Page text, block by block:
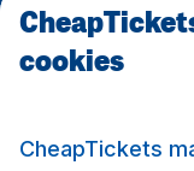
Internationale sites
Volg
cookies
CheapTickets